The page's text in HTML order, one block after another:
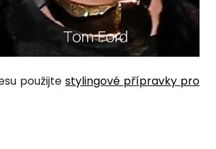
použijtestylingové přípravky pro